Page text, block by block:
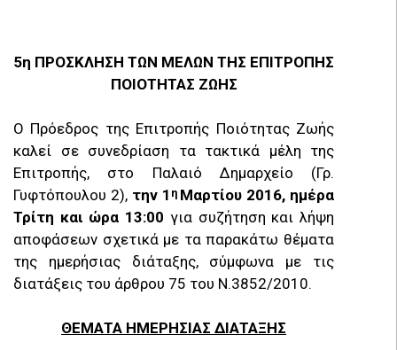
5η ΠΡΟΣΚΛΗΣΗ ΤΩΝ ΜΕΛΩΝ ΤΗΣ ΕΠΙΤΡΟΠΗΣ
ΠΟΙΟΤΗΤΑΣ ΖΩΗΣ
Ο Πρόεδρος της Επιτροπής Ποιότητας Ζωής
καλεί σε συνεδρίαση τα τακτικά μέλη της
Επιτροπής, στο Παλαιό Δημαρχείο (Γρ.
Γυφτόπουλου 2), την 1 η Μαρτίου 2016, ημέρα
Τρίτη και ώρα 13:00 για συζήτηση και λήψη
αποφάσεων σχετικά με τα παρακάτω θέματα
της ημερήσιας διάταξης, σύμφωνα με τις
διατάξεις του άρθρου 75 του Ν.3852/2010.
ΘΕΜΑΤΑ ΗΜΕΡΗΣΙΑΣ ΔΙΑΤΑΞΗΣ